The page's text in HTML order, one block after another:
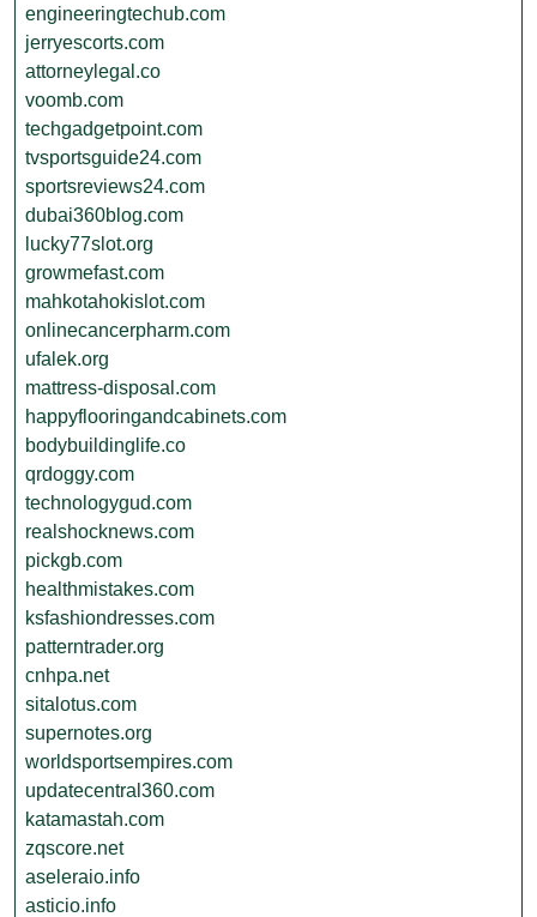
engineeringtechub.com
jerryescorts.com
attorneylegal.co
voomb.com
techgadgetpoint.com
tvsportsguide24.com
sportsreviews24.com
dubai360blog.com
lucky77slot.org
growmefast.com
mahkotahokislot.com
onlinecancerpharm.com
ufalek.org
mattress-disposal.com
happyflooringandcabinets.com
bodybuildinglife.co
qrdoggy.com
technologygud.com
realshocknews.com
pickgb.com
healthmistakes.com
ksfashiondresses.com
patterntrader.org
cnhpa.net
sitalotus.com
supernotes.org
worldsportsempires.com
updatecentral360.com
katamastah.com
zqscore.net
aseleraio.info
asticio.info